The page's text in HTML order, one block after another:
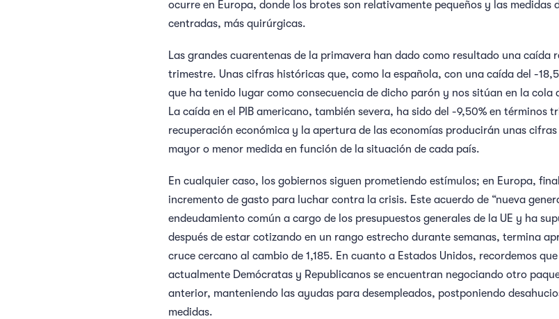
ocurre en Europa, donde los brotes son relativamente pequeños y las medidas
centradas, más quirúrgicas.
Las grandes cuarentenas de la primavera han dado como resultado una caída
trimestre. Unas cifras históricas que, como la española, con una caída del -
que ha tenido lugar como consecuencia de dicho parón y nos sitúan en la cola
La caída en el PIB americano, también severa, ha sido del -9,50% en términos
recuperación económica y la apertura de las economías producirán unas
mayor o menor medida en función de la situación de cada país.
En cualquier caso, los gobiernos siguen prometiendo estímulos; en Europa,
incremento de gasto para luchar contra la crisis. Este acuerdo de “nueva
endeudamiento común a cargo de los presupuestos generales de la UE y ha
después de estar cotizando en un rango estrecho durante semanas, termina
cruce cercano al cambio de 1,185. En cuanto a Estados Unidos, recordemos
actualmente Demócratas y Republicanos se encuentran negociando otro
anterior, manteniendo las ayudas para desempleados, postponiendo
medidas.